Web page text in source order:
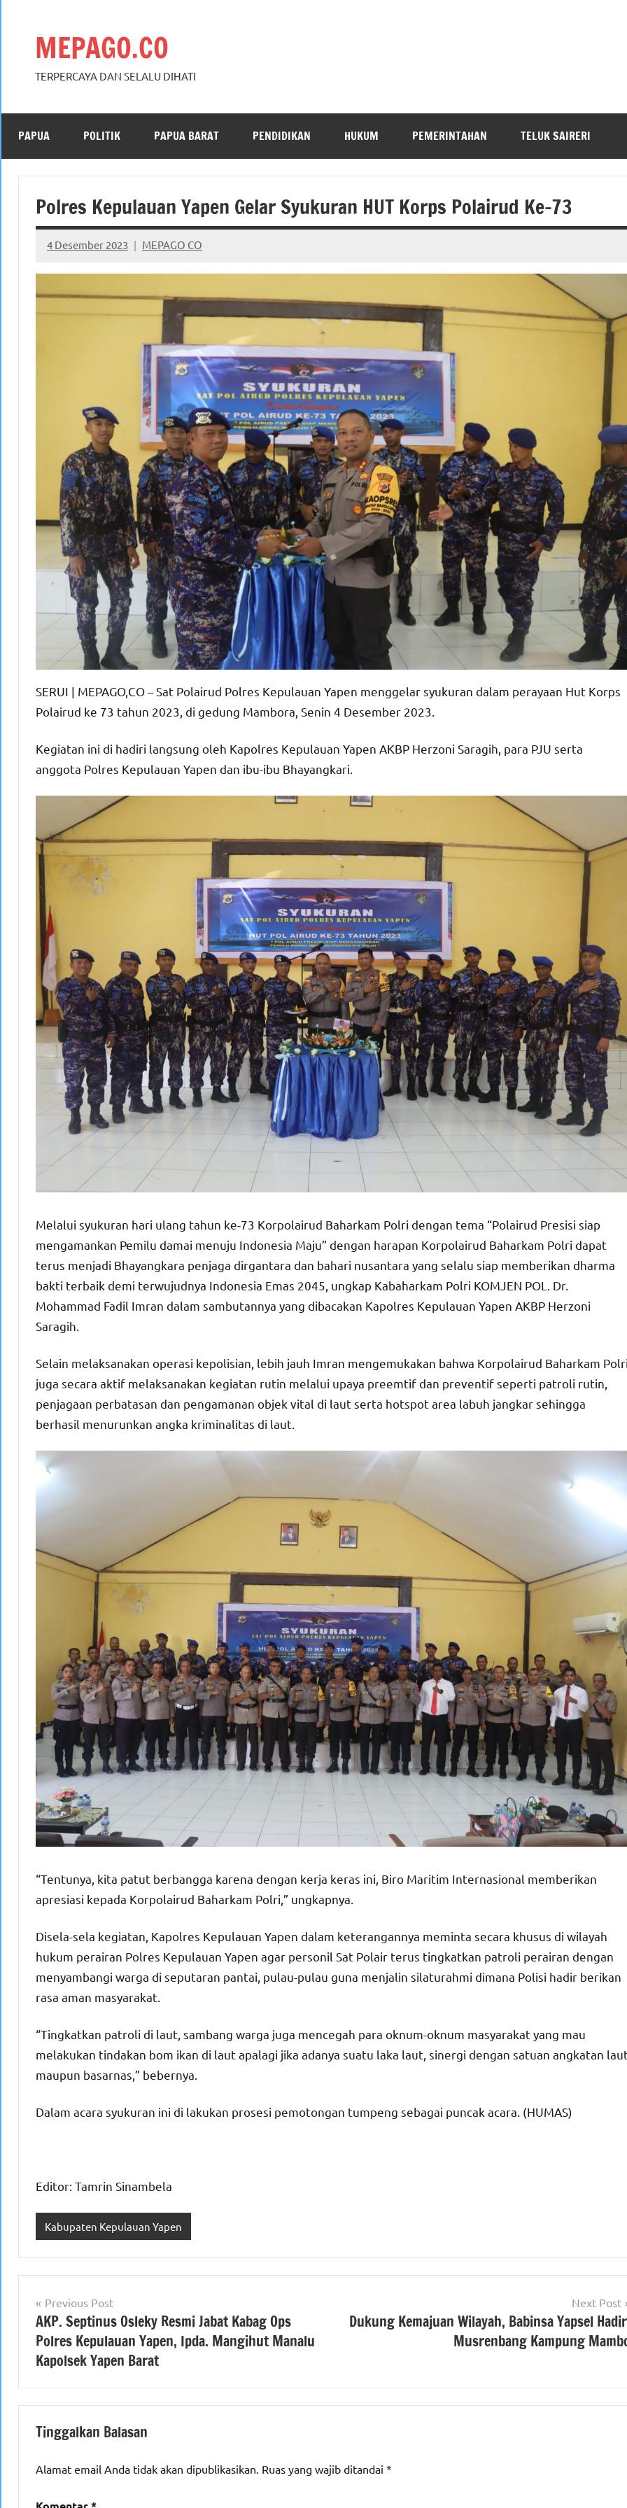
MEPAGO.CO
TERPERCAYA DAN SELALU DIHATI
PAPUA POLITIK PAPUA BARAT PENDIDIKAN HUKUM PEMERINTAHAN TELUK SAIRERI
Polres Kepulauan Yapen Gelar Syukuran HUT Korps Polairud Ke-73
4 Desember 2023 MEPAGO CO
No
comments
SERUI | MEPAGO,CO – Sat Polairud Polres Kepulauan Yapen menggelar syukuran dalam perayaan Hut Korps
Polairud ke 73 tahun 2023, di gedung Mambora, Senin 4 Desember 2023.
Kegiatan ini di hadiri langsung oleh Kapolres Kepulauan Yapen AKBP Herzoni Saragih, para PJU serta
anggota Polres Kepulauan Yapen dan ibu-ibu Bhayangkari.
Melalui syukuran hari ulang tahun ke-73 Korpolairud Baharkam Polri dengan tema “Polairud Presisi siap
mengamankan Pemilu damai menuju Indonesia Maju” dengan harapan Korpolairud Baharkam Polri dapat
terus menjadi Bhayangkara penjaga dirgantara dan bahari nusantara yang selalu siap memberikan dharma
bakti terbaik demi terwujudnya Indonesia Emas 2045, ungkap Kabaharkam Polri KOMJEN POL. Dr.
Mohammad Fadil Imran dalam sambutannya yang dibacakan Kapolres Kepulauan Yapen AKBP Herzoni
Saragih.
Selain melaksanakan operasi kepolisian, lebih jauh Imran mengemukakan bahwa Korpolairud Baharkam
juga secara aktif melaksanakan kegiatan rutin melalui upaya preemtif dan preventif seperti patroli rutin,
penjagaan perbatasan dan pengamanan objek vital di laut serta hotspot area labuh jangkar sehingga
berhasil menurunkan angka kriminalitas di laut.
“Tentunya, kita patut berbangga karena dengan kerja keras ini, Biro Maritim Internasional memberikan
apresiasi kepada Korpolairud Baharkam Polri,” ungkapnya.
Disela-sela kegiatan, Kapolres Kepulauan Yapen dalam keterangannya meminta secara khusus di wilayah
hukum perairan Polres Kepulauan Yapen agar personil Sat Polair terus tingkatkan patroli perairan dengan
menyambangi warga di seputaran pantai, pulau-pulau guna menjalin silaturahmi dimana Polisi hadir berikan
rasa aman masyarakat.
“Tingkatkan patroli di laut, sambang warga juga mencegah para oknum-oknum masyarakat yang mau
melakukan tindakan bom ikan di laut apalagi jika adanya suatu laka laut, sinergi dengan satuan angkatan
maupun basarnas,” bebernya.
Dalam acara syukuran ini di lakukan prosesi pemotongan tumpeng sebagai puncak acara. (HUMAS)
Editor: Tamrin Sinambela
Kabupaten Kepulauan Yapen
Navigasi
pos
Previous Post
AKP. Septinus Osleky Resmi Jabat Kabag Ops
Polres Kepulauan Yapen, Ipda. Mangihut Manalu
Kapolsek Yapen Barat
Next Post
Dukung Kemajuan Wilayah, Babinsa Yapsel
Musrenbang Kampung
Tinggalkan Balasan
Alamat email Anda tidak akan dipublikasikan. Ruas yang wajib ditandai *